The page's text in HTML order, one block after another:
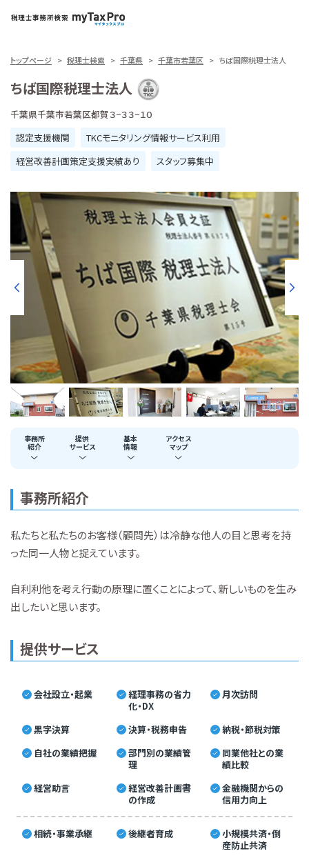
トップページ 税理士検索 千葉県 千葉市若葉区 ちば国際税理士法人
ちば国際税理士法人
千葉県千葉市若葉区都賀３−３３−１０
認定支援機関
TKCモニタリング情報サービス利用
経営改善計画策定支援実績あり
スタッフ募集中
事務所
紹介
提供
サービス
基本
情報
アクセス
マップ
事務所紹介
私たちと私たちのお客様（顧問先）は冷静な他人の目と思考を持
った同一人物と捉えています。
自利利他を考え行動の原理に置くことによって、新しいものを生み
出したいと思います。
提供サービス
会社設立・起業
経理事務の省力
化・DX
月次訪問
黒字決算 決算・税務申告
納税・節税対策
自社の業績把握
部門別の業績管
理
同業他社との業
績比較
経営助言
経営改善計画書
の作成
金融機関からの
信用力向上
相続・事業承継 後継者育成
小規模共済・倒
産防止共済